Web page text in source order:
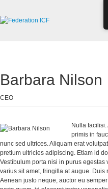
Barbara Nilson
CEO
Nulla facilisi.
primis in
nunc sed ultrices. Aliquam erat
pretium ultricies adipiscing. Etiam id
Vestibulum porta nisi in purus
varius sit amet, fringilla at augue. Duis
Aenean justo neque, auctor eu